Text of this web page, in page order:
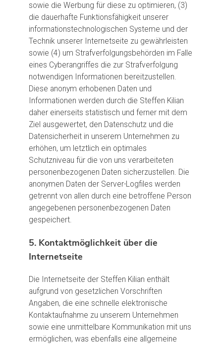
sowie die Werbung für diese zu optimieren, (3)
die dauerhafte Funktionsfähigkeit unserer
informationstechnologischen Systeme und der
Technik unserer Internetseite zu gewährleisten
sowie (4) um Strafverfolgungsbehörden im Falle
eines Cyberangriffes die zur Strafverfolgung
notwendigen Informationen bereitzustellen.
Diese anonym erhobenen Daten und
Informationen werden durch die Steffen Kilian
daher einerseits statistisch und ferner mit dem
Ziel ausgewertet, den Datenschutz und die
Datensicherheit in unserem Unternehmen zu
erhöhen, um letztlich ein optimales
Schutzniveau für die von uns verarbeiteten
personenbezogenen Daten sicherzustellen. Die
anonymen Daten der Server-Logfiles werden
getrennt von allen durch eine betroffene Person
angegebenen personenbezogenen Daten
gespeichert.
5. Kontaktmöglichkeit über die
Internetseite
Die Internetseite der Steffen Kilian enthält
aufgrund von gesetzlichen Vorschriften
Angaben, die eine schnelle elektronische
Kontaktaufnahme zu unserem Unternehmen
sowie eine unmittelbare Kommunikation mit uns
ermöglichen, was ebenfalls eine allgemeine